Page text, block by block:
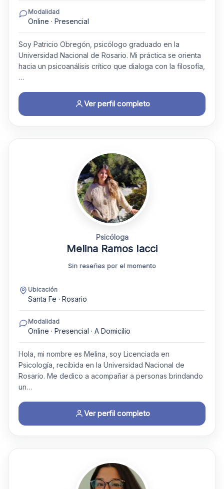
Modalidad
Online · Presencial
Soy Patricio Obregón, psicólogo graduado en la
Universidad Nacional de Rosario. Mi práctica se orienta
hacia un psicoanálisis crítico que dialoga con la filosofía,
…
Ver perfil completo
Psicóloga
Melina Ramos Iacci
Sin reseñas por el momento
Ubicación
Santa Fe · Rosario
Modalidad
Online · Presencial · A Domicilio
Hola, mi nombre es Melina, soy Licenciada en
Psicología, recibida en la Universidad Nacional de
Rosario. Me dedico a acompañar a personas brindando
un…
Ver perfil completo